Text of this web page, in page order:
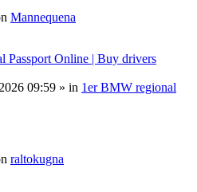
Mannequena
Passport Online | Buy drivers
09:59 » in 1er BMW regional
raltokugna